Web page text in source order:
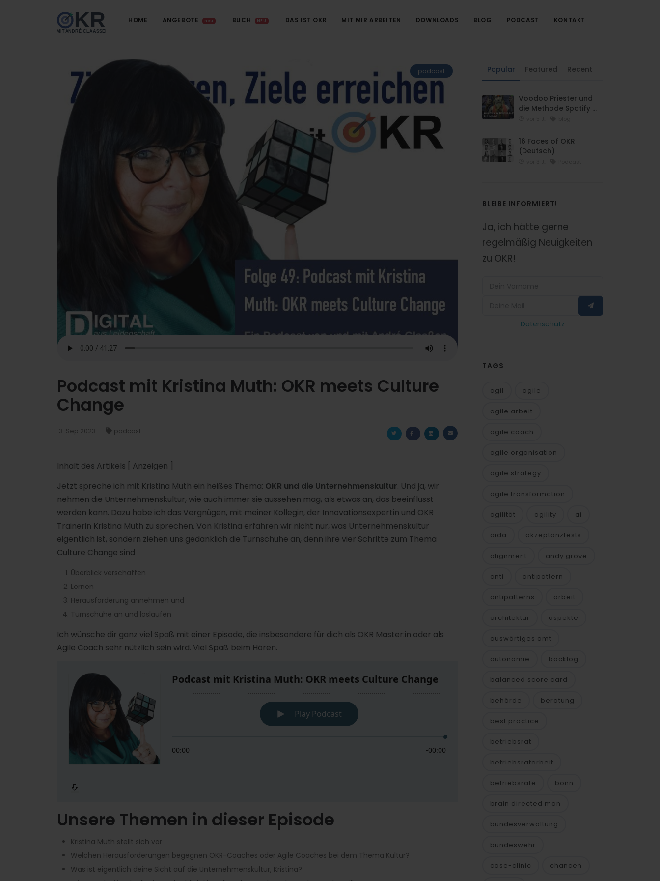
HOME ANGEBOTE neu BUCH NEU DAS IST OKR MIT MIR ARBEITEN DOWNLOADS BLOG PODCAST KONTAKT
podcast
Podcast mit Kristina Muth: OKR meets Culture
Change
3. Sep 2023 podcast
Inhalt des Artikels
[ Anzeigen ]
Jetzt spreche ich mit Kristina Muth ein heißes Thema: OKR und die Unternehmenskultur. Und ja, wir
nehmen die Unternehmenskultur, wie auch immer sie aussehen mag, als etwas an, das beeinflusst
werden kann. Dazu habe ich das Vergnügen, mit meiner Kollegin, der Innovationsexpertin und OKR
Trainerin Kristina Muth zu sprechen. Von Kristina erfahren wir nicht nur, was Unternehmenskultur
eigentlich ist, sondern ziehen uns gedanklich die Turnschuhe an, denn ihre vier Schritte zum Thema
Culture Change sind
Überblick verschaffen
Lernen
Herausforderung annehmen und
Turnschuhe an und loslaufen
Ich wünsche dir ganz viel Spaß mit einer Episode, die insbesondere für dich als OKR Master:in oder als
Agile Coach sehr nützlich sein wird. Viel Spaß beim Hören.
Unsere Themen in dieser Episode
Kristina Muth stellt sich vor
Welchen Herausforderungen begegnen OKR-Coaches oder Agile Coaches bei dem Thema Kultur?
Was ist eigentlich deine Sicht auf die Unternehmenskultur, Kristina?
Popular Featured Recent
Voodoo Priester und
die Methode Spotify …
16 Faces of OKR
(Deutsch)
BLEIBE INFORMIERT!
Ja, ich hätte gerne
regelmäßig Neuigkeiten
zu OKR!
Datenschutz
TAGS
agil agile
agile arbeit
agile coach
agile organisation
agile strategy
agile transformation
agilität agility ai
aida akzeptanztests
alignment andy grove
anti antipattern
antipatterns arbeit
architektur aspekte
auswärtiges amt
autonomie backlog
balanced score card
behörde beratung
best practice
betriebsrat
betriebsratarbeit
betriebsräte bonn
brain directed man
bundesverwaltung
bundeswehr
case-clinic chancen